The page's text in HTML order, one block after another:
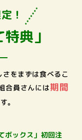
！
典」
をまずは食べるこ
合員さんには期間
。
ックス」 初回注